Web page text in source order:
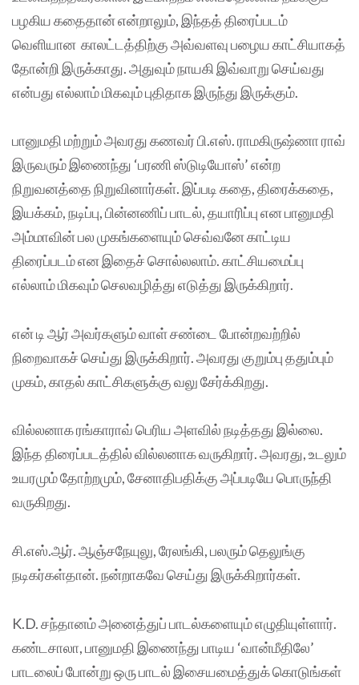
பழகிய கதைதான் என்றாலும், இந்தத் திரைப்படம்
வெளியான காலட்டத்திற்கு அவ்வளவு பழைய காட்சியாகத்
தோன்றி இருக்காது. அதுவும் நாயகி இவ்வாறு செய்வது
என்பது எல்லாம் மிகவும் புதிதாக இருந்து இருக்கும்.
பானுமதி மற்றும் அவரது கணவர் பி.எஸ். ராமகிருஷ்ணா ராவ்
இருவரும் இணைந்து ‘பரணி ஸ்டுடியோஸ்’ என்ற
நிறுவனத்தை நிறுவினார்கள். இப்படி கதை, திரைக்கதை,
இயக்கம், நடிப்பு, பின்னணிப் பாடல், தயாரிப்பு என பானுமதி
அம்மாவின் பல முகங்களையும் செவ்வனே காட்டிய
திரைப்படம் என இதைச் சொல்லலாம். காட்சியமைப்பு
எல்லாம் மிகவும் செலவழித்து எடுத்து இருக்கிறார்.
என் டி ஆர் அவர்களும் வாள் சண்டை போன்றவற்றில்
நிறைவாகச் செய்து இருக்கிறார். அவரது குறும்பு ததும்பும்
முகம், காதல் காட்சிகளுக்கு வலு சேர்க்கிறது.
வில்லனாக ரங்காராவ் பெரிய அளவில் நடித்தது இல்லை.
இந்த திரைப்படத்தில் வில்லனாக வருகிறார். அவரது, உடலும்
உயரமும் தோற்றமும், சேனாதிபதிக்கு அப்படியே பொருந்தி
வருகிறது.
சி.எஸ்.ஆர். ஆஞ்சநேயுலு, ரேலங்கி, பலரும் தெலுங்கு
நடிகர்கள்தான். நன்றாகவே செய்து இருக்கிறார்கள்.
K.D. சந்தானம் அனைத்துப் பாடல்களையும் எழுதியுள்ளார்.
கண்டசாலா, பானுமதி இணைந்து பாடிய ‘வான்மீதிலே’
பாடலைப் போன்று ஒரு பாடல் இசையமைத்துக் கொடுங்கள்